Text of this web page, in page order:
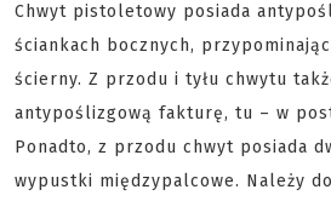
Chwyt pistoletowy posiada
ściankach bocznych,
ścierny. Z przodu i tyłu chwytu
antypoślizgową fakturę, tu – w
Ponadto, z przodu chwyt posiada
wypustki międzypalcowe. Należy